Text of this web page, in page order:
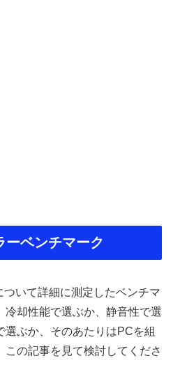
ベンチマーク
いて詳細に測定したベンチマ
冷却性能で選ぶか、静音性で選
ぶか、そのあたりはPCを組
の記事を見て検討してくださ